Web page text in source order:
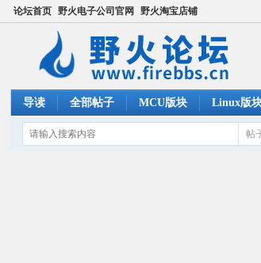
论坛首页 野火电子公司官网 野火淘宝店铺
导读 全部帖子 MCU版块 Linux版
帖